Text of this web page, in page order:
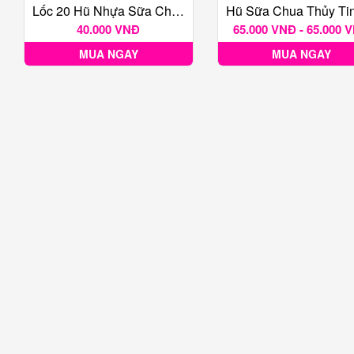
Lốc 20 Hũ Nhựa Sữa Chua 100ML
40.000 VNĐ
MUA NGAY
65.000 VNĐ - 65.000
MUA NGAY